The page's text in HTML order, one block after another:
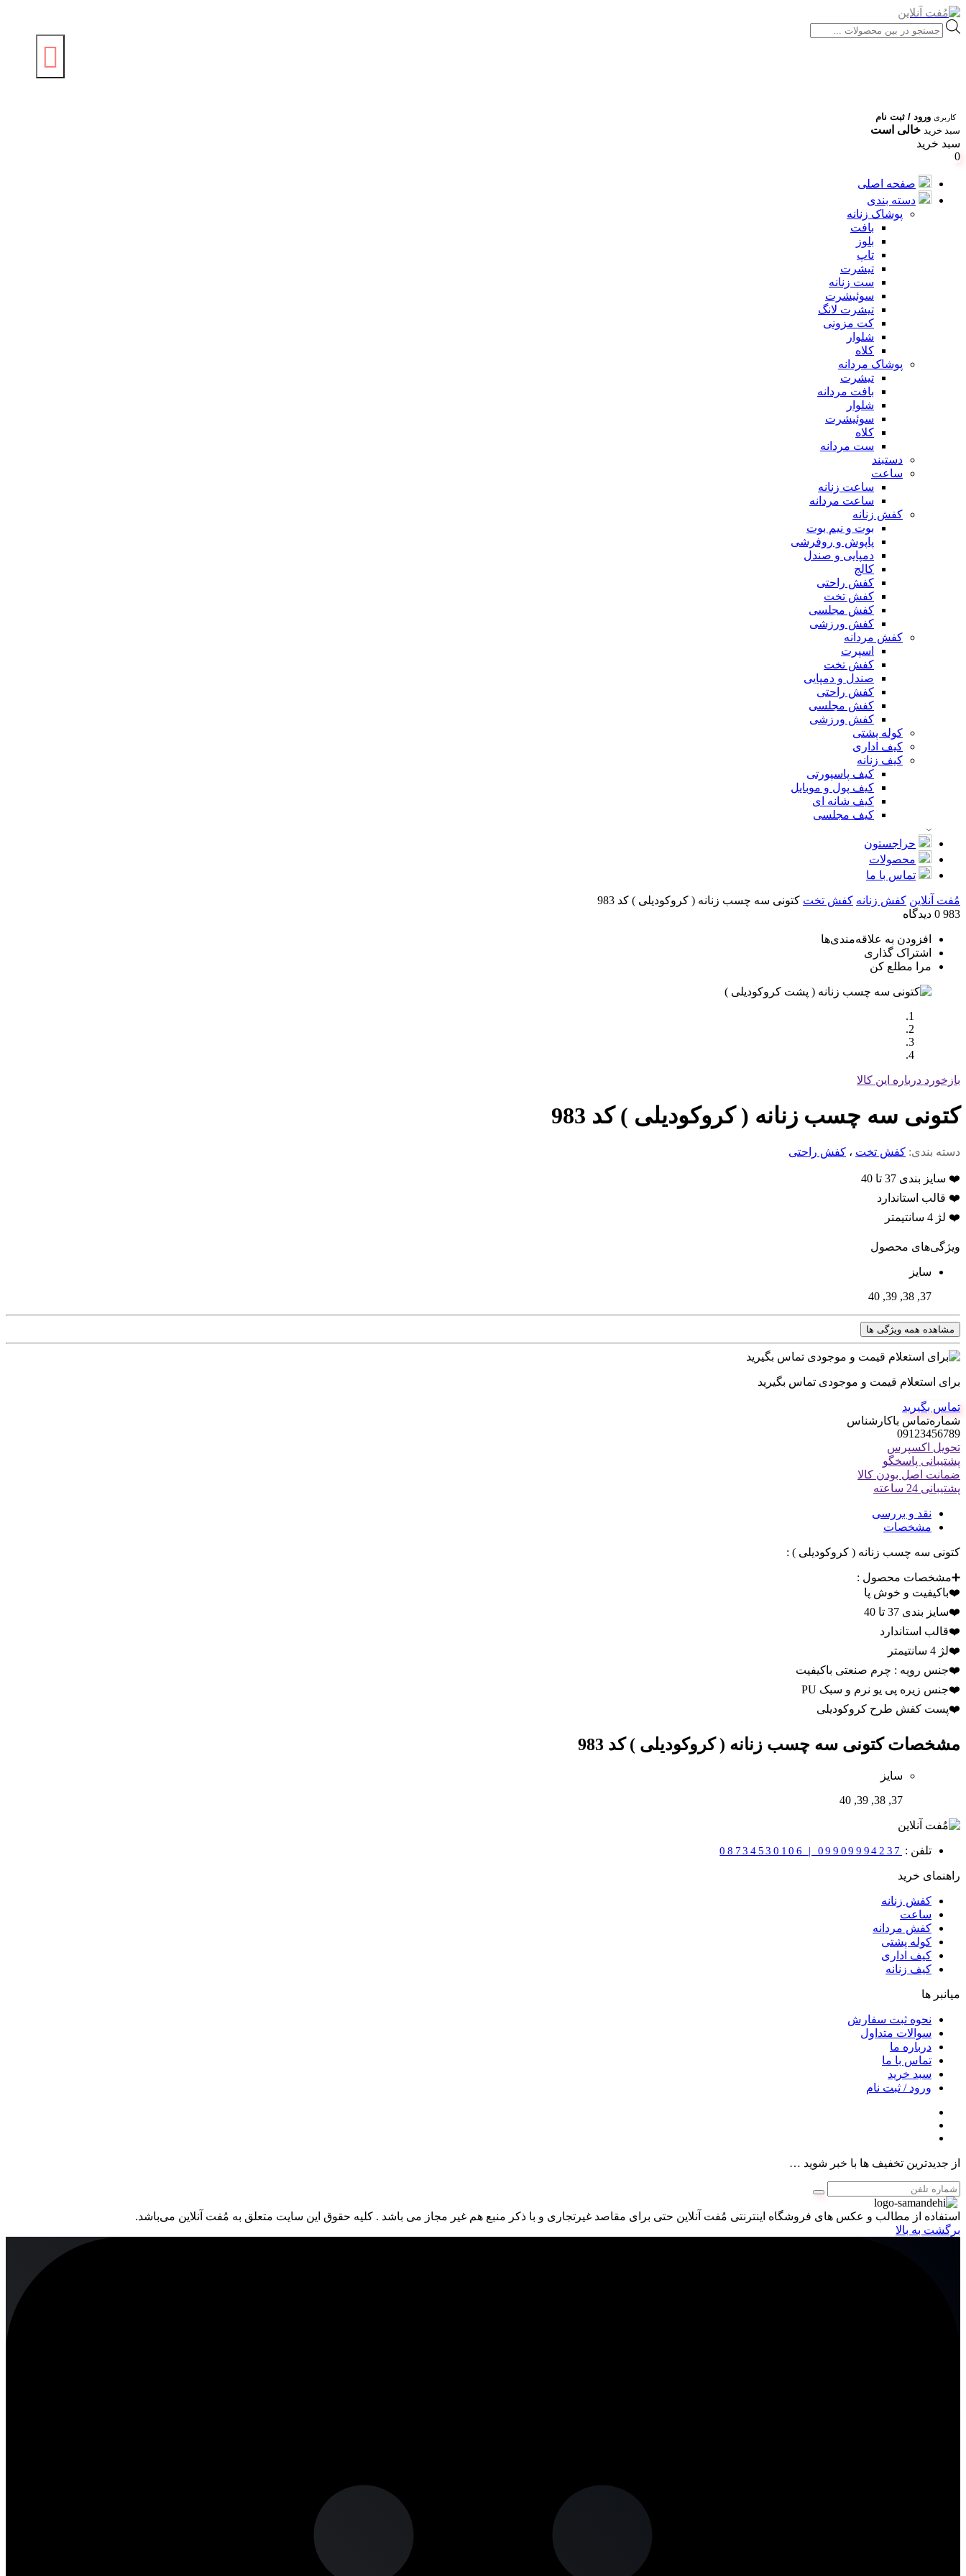
Products
search
کاربری ورود / ثبت نام
سبد خرید خالی است
سبد خرید
0
صفحه اصلی
دسته بندی
پوشاک زنانه
بافت
بلوز
تاپ
تیشرت
ست زنانه
سوئیشرت
تیشرت لانگ
کت مزونی
شلوار
کلاه
پوشاک مردانه
تیشرت
بافت مردانه
شلوار
سوئیشرت
کلاه
ست مردانه
دستبند
ساعت
ساعت زنانه
ساعت مردانه
کفش زنانه
بوت و نیم بوت
پاپوش و روفرشی
دمپایی و صندل
کالج
کفش راحتی
کفش تخت
کفش مجلسی
کفش ورزشی
کفش مردانه
اسپرت
کفش تخت
صندل و دمپایی
کفش راحتی
کفش مجلسی
کفش ورزشی
کوله پشتی
کیف اداری
کیف زنانه
کیف پاسپورتی
کیف پول و موبایل
کیف شانه ای
کیف مجلسی
حراجستون
محصولات
تماس با ما
مُفت آنلاین کفش زنانه کفش تخت کتونی سه چسب زنانه ( کروکودیلی ) کد 983
983 0 دیدگاه
افزودن به علاقه‌مندی‌ها
اشتراک گذاری
مرا مطلع کن
بازخورد درباره این کالا
کتونی سه چسب زنانه ( کروکودیلی ) کد 983
دسته بندی: کفش تخت ، کفش راحتی
❤️ سایز بندی 37 تا 40
❤️ قالب استاندارد
❤️ لژ 4 سانتیمتر
ویژگی‌های محصول
سایز
37, 38, 39, 40
مشاهده همه ویژگی ها
برای استعلام قیمت و موجودی تماس بگیرید
تماس بگیرید
شماره‌تماس‌ با‌کارشناس
09123456789
تحویل اکسپرس
پشتیبانی پاسخگو
ضمانت اصل بودن کالا
پشتیبانی 24 ساعته
نقد و بررسی
مشخصات
کتونی سه چسب زنانه ( کروکودیلی ) :
➕مشخصات محصول :
❤️باکیفیت و خوش پا
❤️سایز بندی 37 تا 40
❤️قالب استاندارد
❤️لژ 4 سانتیمتر
❤️جنس رویه : چرم صنعتی باکیفیت
❤️جنس زیره پی یو نرم و سبک PU
❤️پست کفش طرح کروکودیلی
مشخصاتکتونی سه چسب زنانه ( کروکودیلی ) کد 983
سایز
37, 38, 39, 40
تلفن : 08734530106 | 09909994237
راهنمای خرید
کفش زنانه
ساعت
کفش مردانه
کوله پشتی
کیف اداری
کیف زنانه
میانبر ها
نحوه ثبت سفارش
سوالات متداول
درباره ما
تماس با ما
سبد خرید
ورود / ثبت نام
از جدیدترین تخفیف ها با خبر شوید …
استفاده از مطالب و عکس های فروشگاه اینترنتی مُفت آنلاین حتی برای مقاصد غیرتجاری و با ذکر منبع هم غیر مجاز می باشد . کلیه حقوق این سایت متعلق به مُفت آنلاین می‌باشد.
برگشت به بالا